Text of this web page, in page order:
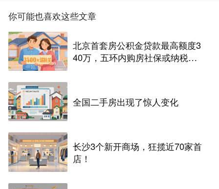
你可能也喜欢这些文章
北京首套房公积金贷款最高额度3
40万，五环内购房社保或纳税满
全国二手房出现了惊人变化
长沙3个新开商场，狂揽近70家首
店！